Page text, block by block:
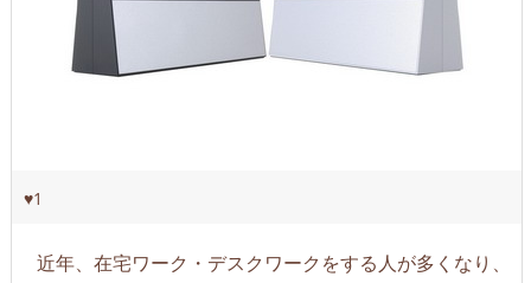
♥1
近年、在宅ワーク・デスクワークをする人が多くなり、